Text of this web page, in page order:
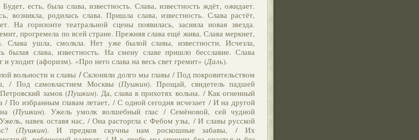
Будет, есть, была слава, известность. Слава, известность ждёт, ожидает.
возникла, родилась слава. Пришла слава, известность. Слава растёт,
На горизонте театральной сцены появилась, засияла новая звезда.
прогремела по всей стране. Прежняя слава ещё жива. Слава меркнет,
Слава ушла, смолкла. Нет уже былой славы, известности. Исчезла,
былая слава, известность. На смену славе пришло бесславие. Слава
и уходит (афоризм). «Про него слава на весь свет гремит» (Даль).
вольности и славы /Склоняли долго мы главы / Под покровительством
/ Под самовластием Москвы (Пушкин). Прощай, свидетель падшей
замок (Пушкин). Да, слава в прихотях вольна. / Как огненный
/ По избранным главам летает, / С одной сегодня исчезает / И на другой
(Пушкин). Ужель умолк волшебный глас / Семёновой, сей чудной
навек оставя нас, / Она расторгла с Фебом узы, / И славы русской
(Пушкин). И предков скучны нам роскошные забавы, / Их